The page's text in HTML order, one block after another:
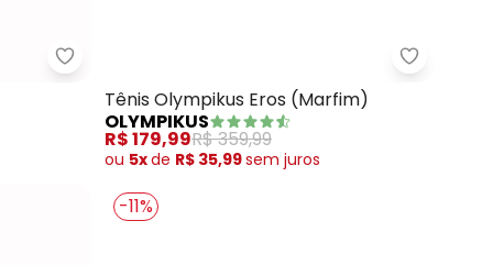
Multimarcas - Tênis Sound (Preto)
Tênis Olympikus Eros (Marfim)
OLYMPIKUS
R$ 179,99R$ 359,99
ou 5xde R$ 35,99sem juros
-11%